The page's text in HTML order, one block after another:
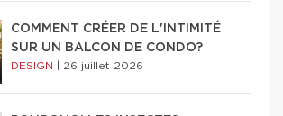
COMMENT CRÉER DE L'INTIMITÉ
SUR UN BALCON DE CONDO?
DESIGN 26 juillet 2026